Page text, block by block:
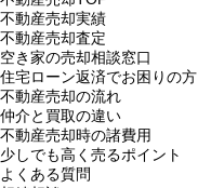
不動産売却実績
不動産売却査定
空き家の売却相談窓口
住宅ローン返済でお困りの方
不動産売却の流れ
仲介と買取の違い
不動産売却時の諸費用
少しでも高く売るポイント
よくある質問